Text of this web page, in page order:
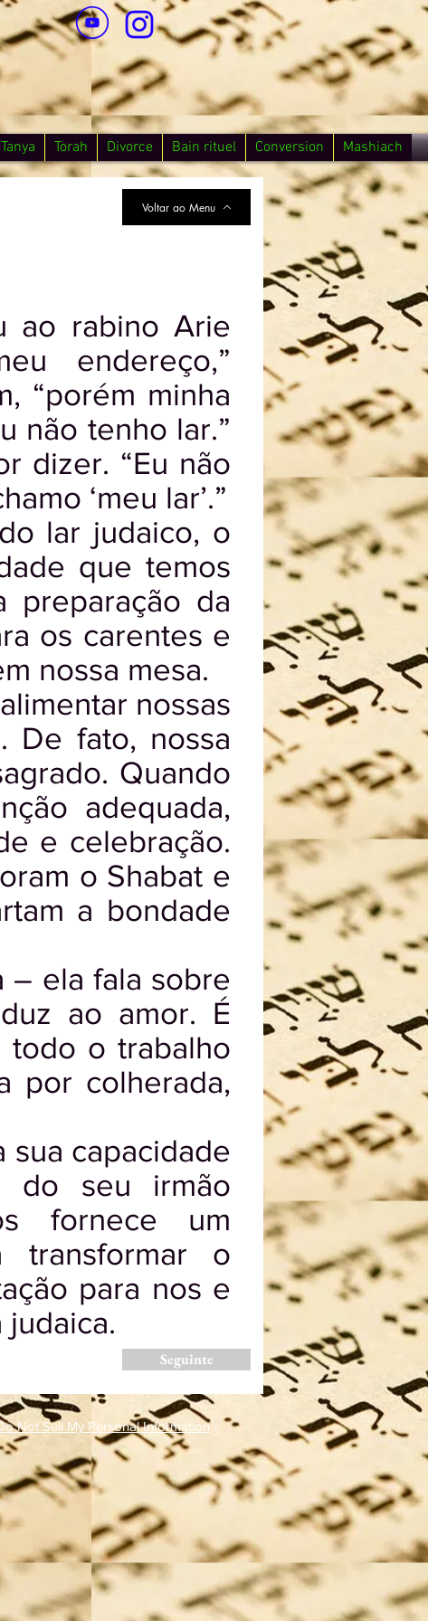
Tanya Torah Divorce Bain rituel Conversion Mashiach
Voltar ao Menu
ao rabino Arie
endereço,”
“porém minha
não tenho lar.”
dizer. “Eu não
‘meu lar’.”
lar judaico, o
que temos
preparação da
os carentes e
nossa mesa.
nossas
De fato, nossa
Quando
adequada,
e celebração.
o Shabat e
a bondade
– ela fala sobre
ao amor. É
todo o trabalho
por colherada,
sua capacidade
do seu irmão
fornece um
transformar o
para nos e
judaica.
Seguinte
Not Sell My Personal Information